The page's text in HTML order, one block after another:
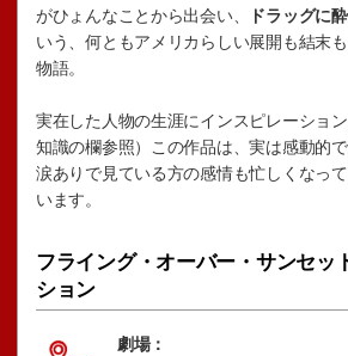
がひょんなことから出会い、
ドラッグに
いう、何ともアメリカらしい展開も結末
物語。
実在した人物の生涯にインスピレーショ
知識の欄参照）この作品は、実は感動的
涙ありで見ている方の感情も忙しくなっ
います。
フライング・オーバー・サンセッ
ション
劇場：